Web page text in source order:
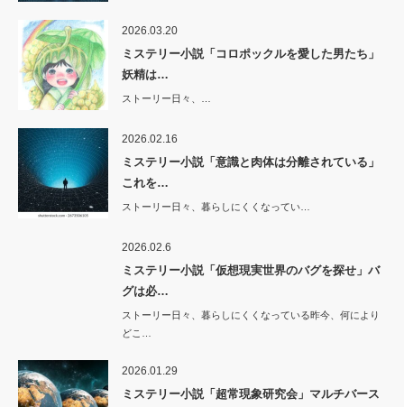
2026.03.20
ミステリー小説「コロポックルを愛した男たち」
妖精は…
ストーリー日々、…
2026.02.16
ミステリー小説「意識と肉体は分離されている」
これを…
ストーリー日々、暮らしにくくなってい…
2026.02.6
ミステリー小説「仮想現実世界のバグを探せ」バ
グは必…
ストーリー日々、暮らしにくくなっている昨今、何により
どこ…
2026.01.29
ミステリー小説「超常現象研究会」マルチバース